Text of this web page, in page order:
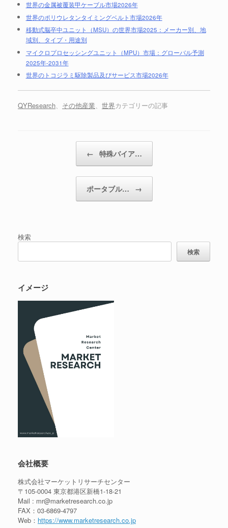
世界の金属被覆装甲ケーブル市場2026年
世界のポリウレタンタイミングベルト市場2026年
移動式脳卒中ユニット（MSU）の世界市場2025：メーカー別、地
域別、タイプ・用途別
マイクロプロセッシングユニット（MPU）市場：グローバル予測
2025年-2031年
世界のトコジラミ駆除製品及びサービス市場2026年
QYResearch、 その他産業、 世界カテゴリーの記事
← 特殊バイア…
ポータブル… →
検索
検索
イメージ
会社概要
株式会社マーケットリサーチセンター
〒105-0004 東京都港区新橋1-18-21
Mail : mr@marketresearch.co.jp
FAX：03-6869-4797
Web： https://www.marketresearch.co.jp